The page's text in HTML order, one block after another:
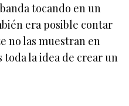
tocando en un
era posible contar
no las muestran en
toda la idea de crear un